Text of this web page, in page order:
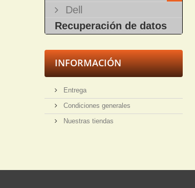
Dell
Recuperación de datos
INFORMACIÓN
Entrega
Condiciones generales
Nuestras tiendas